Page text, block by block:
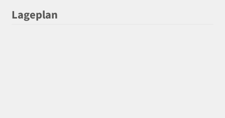
Lageplan